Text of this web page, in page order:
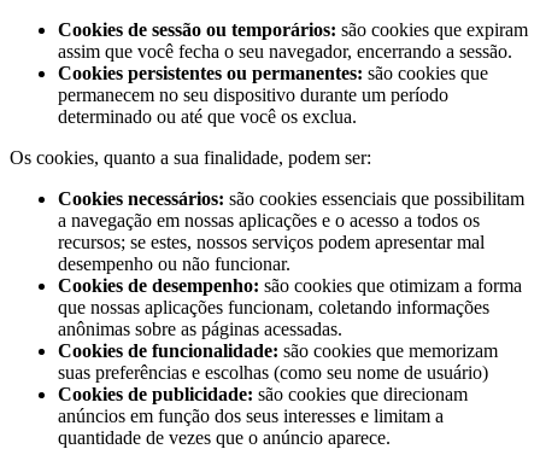
Cookies de sessão ou temporários: são cookies que expiram
assim que você fecha o seu navegador, encerrando a sessão.
Cookies persistentes ou permanentes: são cookies que
permanecem no seu dispositivo durante um período
determinado ou até que você os exclua.
Os cookies, quanto a sua finalidade, podem ser:
Cookies necessários: são cookies essenciais que possibilitam
a navegação em nossas aplicações e o acesso a todos os
recursos; se estes, nossos serviços podem apresentar mal
desempenho ou não funcionar.
Cookies de desempenho: são cookies que otimizam a forma
que nossas aplicações funcionam, coletando informações
anônimas sobre as páginas acessadas.
Cookies de funcionalidade: são cookies que memorizam
suas preferências e escolhas (como seu nome de usuário)
Cookies de publicidade: são cookies que direcionam
anúncios em função dos seus interesses e limitam a
quantidade de vezes que o anúncio aparece.